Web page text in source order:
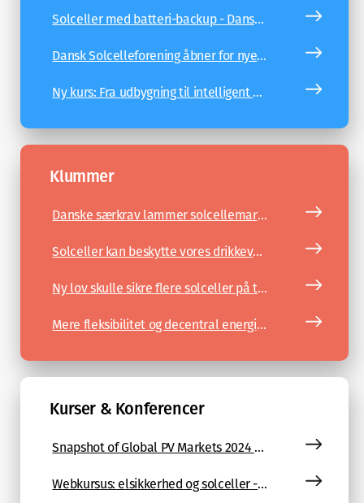
Solceller med batteri-backup - Dansk Solcelleforening
Dansk Solcelleforening åbner for nye medlemmer - Dansk Solcelleforening
Ny kurs: Fra udbygning til intelligent energiplatform - Dansk Solcelleforening
Klummer
Danske særkrav lammer solcellemarkedet - Klummer
Solceller kan beskytte vores drikkevand – og styrke Danmarks frihed - Klummer
Ny lov skulle sikre flere solceller på tage, men ambitionsniveauet er for lavt, lyder kritikken - Klummer
Mere fleksibilitet og decentral energi er systemberedskab - Klummer
Kurser & Konferencer
Snapshot of Global PV Markets 2024 - Kurser & Konferencer
Webkursus: elsikkerhed og solceller - Kurser & Konferencer